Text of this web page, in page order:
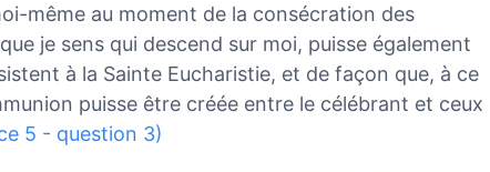
même au moment de la consécration des
je sens qui descend sur moi, puisse également
à la Sainte Eucharistie, et de façon que, à ce
puisse être créée entre le célébrant et ceux
5 - question 3)